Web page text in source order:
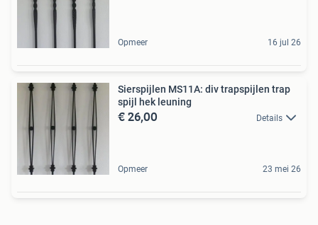
Opmeer 16 jul 26
Sierspijlen MS11A: div trapspijlen trap
spijl hek leuning
€ 26,00 Details
Opmeer 23 mei 26